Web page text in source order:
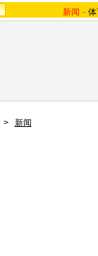
新闻 -
> 新闻